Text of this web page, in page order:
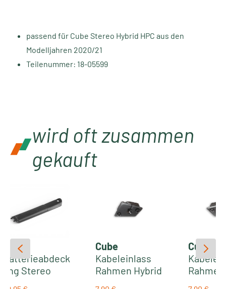
passend für Cube Stereo Hybrid HPC aus den
Modelljahren 2020/21
Teilenummer: 18-05599
wird oft zusammen
gekauft
Cube
Batterieabdeck
ung Stereo
Cube
Kabeleinlass
Rahmen Hybrid
Cube